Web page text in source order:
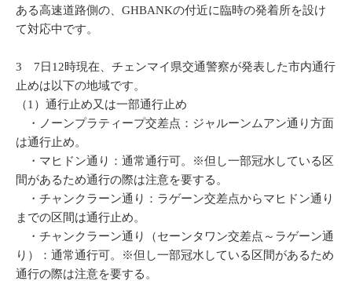
ある高速道路側の、GHBANKの付近に臨時の発着所を設け
て対応中です。
3 7日12時現在、チェンマイ県交通警察が発表した市内通行
止めは以下の地域です。
（1）通行止め又は一部通行止め
・ノーンプラティープ交差点：ジャルーンムアン通り方面
は通行止め。
・マヒドン通り：通常通行可。※但し一部冠水している区
間があるため通行の際は注意を要する。
・チャンクラーン通り：ラゲーン交差点からマヒドン通り
までの区間は通行止め。
・チャンクラーン通り（セーンタワン交差点～ラゲーン通
り）：通常通行可。※但し一部冠水している区間があるため
通行の際は注意を要する。